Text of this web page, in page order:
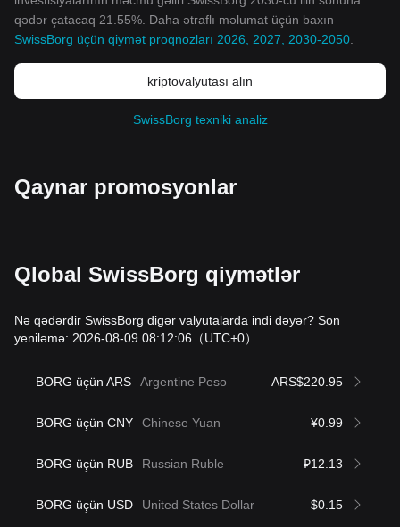
qədər çatacaq 21.55%. Daha ətraflı məlumat üçün baxın
SwissBorg üçün qiymət proqnozları 2026, 2027, 2030-2050
kriptovalyutası alın
SwissBorg texniki analiz
Qaynar promosyonlar
Qlobal SwissBorg qiymətlər
Nə qədərdir SwissBorg digər valyutalarda indi dəyər? Son
yeniləmə: 2026-08-09 08:12:06 （UTC+0）
BORG üçün ARS Argentine Peso ARS$220.95
BORG üçün CNY Chinese Yuan ¥0.99
BORG üçün RUB Russian Ruble ₽12.13
BORG üçün USD United States Dollar $0.15